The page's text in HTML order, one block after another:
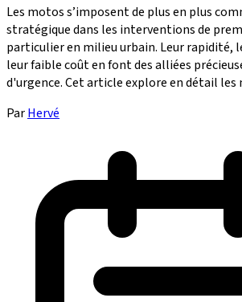
Les motos s’imposent de plus en plus
stratégique dans les interventions de
particulier en milieu urbain. Leur rapidité,
leur faible coût en font des alliées
d'urgence. Cet article explore en détail les
ParHervé